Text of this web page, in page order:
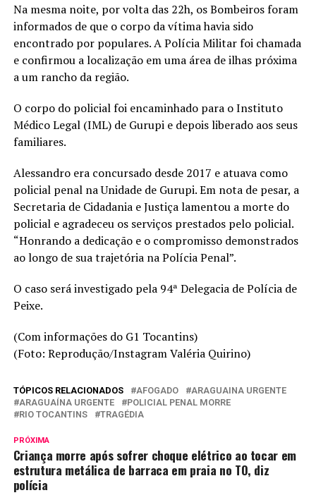
Na mesma noite, por volta das 22h, os Bombeiros foram
informados de que o corpo da vítima havia sido
encontrado por populares. A Polícia Militar foi chamada
e confirmou a localização em uma área de ilhas próxima
a um rancho da região.
O corpo do policial foi encaminhado para o Instituto
Médico Legal (IML) de Gurupi e depois liberado aos seus
familiares.
Alessandro era concursado desde 2017 e atuava como
policial penal na Unidade de Gurupi. Em nota de pesar, a
Secretaria de Cidadania e Justiça lamentou a morte do
policial e agradeceu os serviços prestados pelo policial.
“Honrando a dedicação e o compromisso demonstrados
ao longo de sua trajetória na Polícia Penal”.
O caso será investigado pela 94ª Delegacia de Polícia de
Peixe.
(Com informações do G1 Tocantins)
(Foto: Reprodução/Instagram Valéria Quirino)
TÓPICOS RELACIONADOS AFOGADO
ARAGUAINA URGENTE
ARAGUAÍNA URGENTE
POLICIAL PENAL MORRE
RIO TOCANTINS
TRAGÉDIA
PRÓXIMA
Criança morre após sofrer choque elétrico ao tocar em
estrutura metálica de barraca em praia no TO, diz
polícia